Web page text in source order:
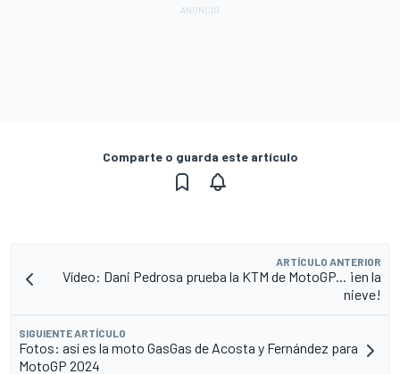
Comparte o guarda este artículo
ARTÍCULO ANTERIOR
Vídeo: Dani Pedrosa prueba la KTM de MotoGP... ¡en la
nieve!
SIGUIENTE ARTÍCULO
Fotos: así es la moto GasGas de Acosta y Fernández para
MotoGP 2024